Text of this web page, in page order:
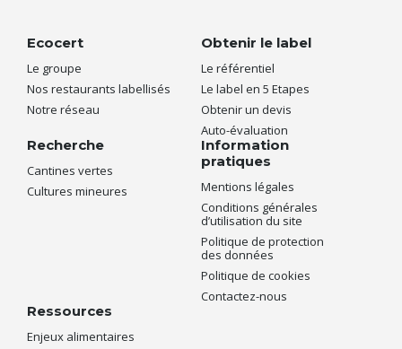
Ecocert
Le groupe
Nos restaurants labellisés
Notre réseau
Obtenir le label
Le référentiel
Le label en 5 Etapes
Obtenir un devis
Auto-évaluation
Recherche
Cantines vertes
Cultures mineures
Information
pratiques
Mentions légales
Conditions générales
d’utilisation du site
Politique de protection
des données
Politique de cookies
Contactez-nous
Ressources
Enjeux alimentaires